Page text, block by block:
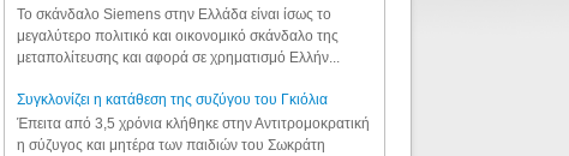
Το σκάνδαλο Siemens στην Ελλάδα είναι ίσως το
μεγαλύτερο πολιτικό και οικονομικό σκάνδαλο της
μεταπολίτευσης και αφορά σε χρηματισμό Ελλήν...
Συγκλονίζει η κατάθεση της συζύγου του Γκιόλια
Έπειτα από 3,5 χρόνια κλήθηκε στην Αντιτρομοκρατική
η σύζυγος και μητέρα των παιδιών του Σωκράτη